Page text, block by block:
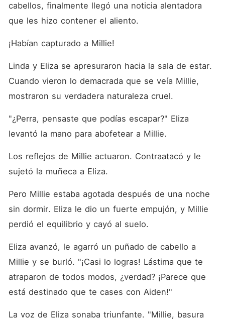
cabellos, finalmente llegó una noticia alentadora
que les hizo contener el aliento.
¡Habían capturado a Millie!
Linda y Eliza se apresuraron hacia la sala de estar.
Cuando vieron lo demacrada que se veía Millie,
mostraron su verdadera naturaleza cruel.
"¿Perra, pensaste que podías escapar?" Eliza
levantó la mano para abofetear a Millie.
Los reflejos de Millie actuaron. Contraatacó y le
sujetó la muñeca a Eliza.
Pero Millie estaba agotada después de una noche
sin dormir. Eliza le dio un fuerte empujón, y Millie
perdió el equilibrio y cayó al suelo.
Eliza avanzó, le agarró un puñado de cabello a
Millie y se burló. "¡Casi lo logras! Lástima que te
atraparon de todos modos, ¿verdad? ¡Parece que
está destinado que te cases con Aiden!"
La voz de Eliza sonaba triunfante. "Millie, basura